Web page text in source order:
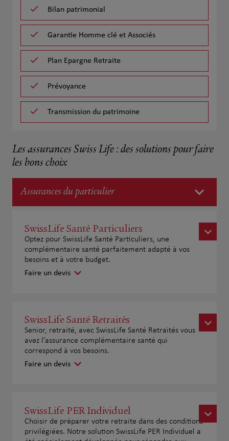
Bilan patrimonial
Garantie Homme clé et Associés
Plan Epargne Retraite
Prévoyance
Transmission du patrimoine
Les assurances Swiss Life : des solutions pour faire
les bons choix
Assurances du particulier
SwissLife Santé Particuliers
Optez pour SwissLife Santé Particuliers, une
complémentaire santé parfaitement adapté à vos
besoins et à votre budget.
Faire un devis
SwissLife Santé Retraités
Senior, retraité, avec SwissLife Santé Retraités vous
avez l'assurance complémentaire santé qui
correspond à vos besoins.
Faire un devis
SwissLife PER Individuel
Choisir de préparer votre retraite dans des conditions
privilégiées. Notre solution SwissLife PER Individuel a